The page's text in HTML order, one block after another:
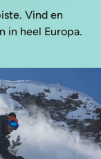
Vind en
in heel Europa.